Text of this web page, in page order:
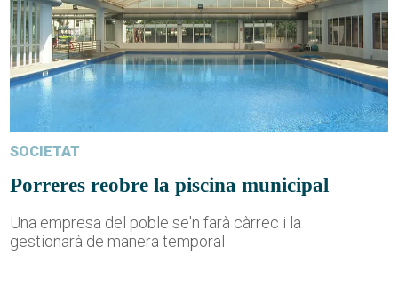
SOCIETAT
Porreres reobre la piscina municipal
Una empresa del poble se'n farà càrrec i la
gestionarà de manera temporal